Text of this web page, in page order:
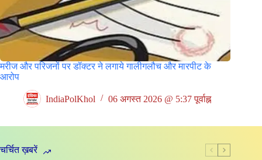
मरीज और परिजनों पर डॉक्टर ने लगाये गालीगलौच और मारपीट के
आरोप
IndiaPolKhol 06 अगस्त 2026 @ 5:37 पूर्वाह्न
चर्चित ख़बरें